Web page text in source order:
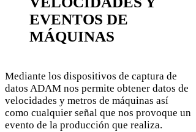
EVENTOS DE
MÁQUINAS
Mediante los dispositivos de captura de
datos ADAM nos permite obtener datos de
velocidades y metros de máquinas así
como cualquier señal que nos provoque un
evento de la producción que realiza.